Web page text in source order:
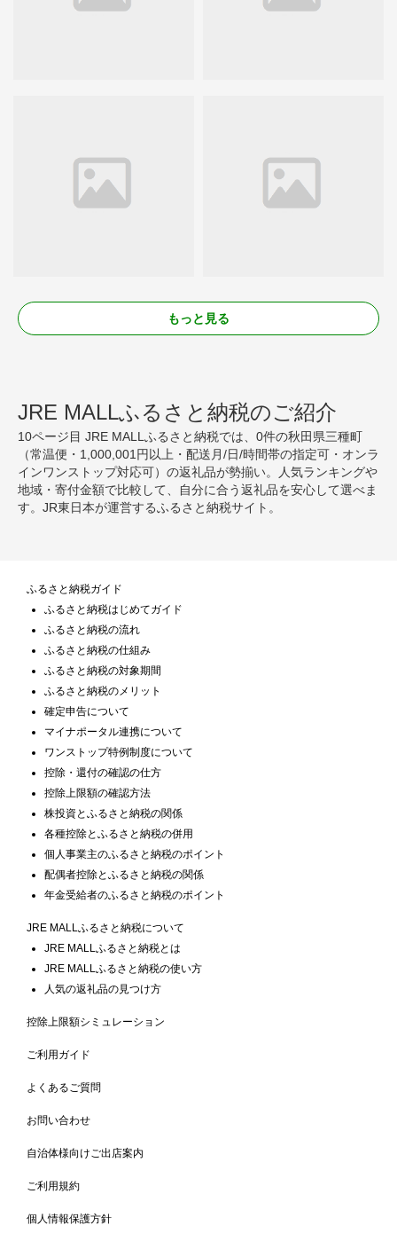
もっと見る
JRE MALLふるさと納税のご紹介
10ページ目 JRE MALLふるさと納税では、0件の秋田県三種町
（常温便・1,000,001円以上・配送月/日/時間帯の指定可・オンラ
インワンストップ対応可）の返礼品が勢揃い。人気ランキングや
地域・寄付金額で比較して、自分に合う返礼品を安心して選べま
す。JR東日本が運営するふるさと納税サイト。
ふるさと納税ガイド
ふるさと納税はじめてガイド
ふるさと納税の流れ
ふるさと納税の仕組み
ふるさと納税の対象期間
ふるさと納税のメリット
確定申告について
マイナポータル連携について
ワンストップ特例制度について
控除・還付の確認の仕方
控除上限額の確認方法
株投資とふるさと納税の関係
各種控除とふるさと納税の併用
個人事業主のふるさと納税のポイント
配偶者控除とふるさと納税の関係
年金受給者のふるさと納税のポイント
JRE MALLふるさと納税について
JRE MALLふるさと納税とは
JRE MALLふるさと納税の使い方
人気の返礼品の見つけ方
控除上限額シミュレーション
ご利用ガイド
よくあるご質問
お問い合わせ
自治体様向けご出店案内
ご利用規約
個人情報保護方針